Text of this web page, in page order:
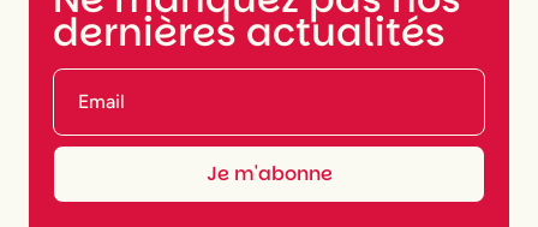
dernières actualités